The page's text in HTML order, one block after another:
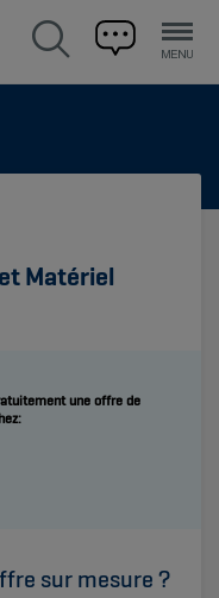
Matériel
une offre de
sur mesure ?